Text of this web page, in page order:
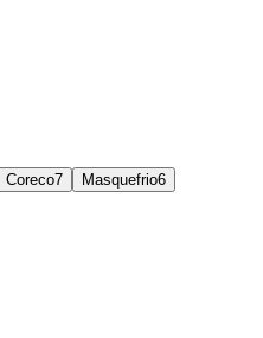
Coreco7 Masquefrio6